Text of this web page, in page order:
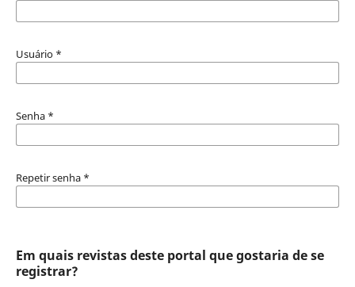
Usuário *
Senha *
Repetir senha *
Em quais revistas deste portal que gostaria de se
registrar?